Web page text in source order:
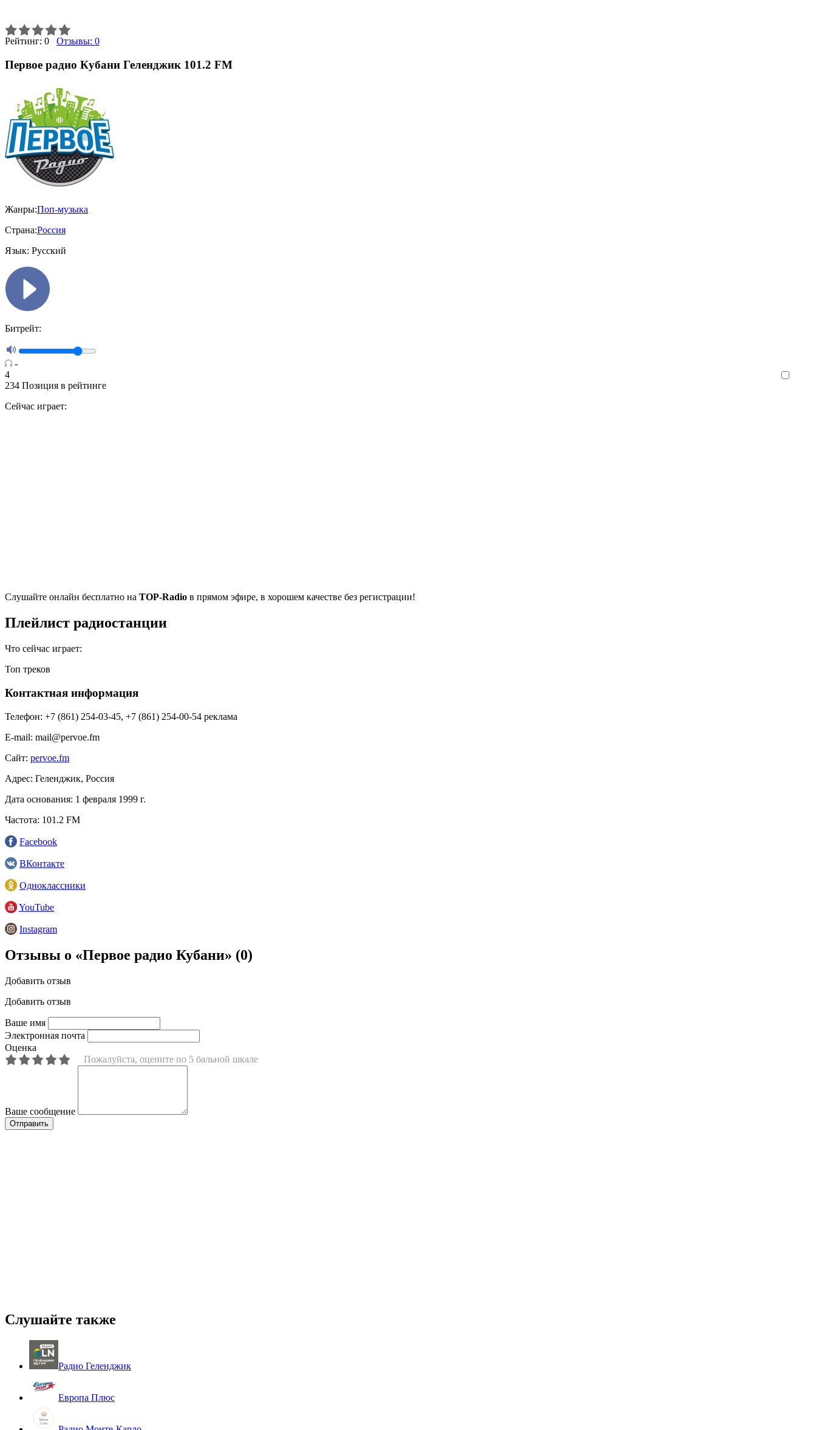
Рейтинг: 0 Отзывы: 0
Первое радио Кубани Геленджик 101.2 FM
Жанры:Поп-музыка
Страна:Россия
Язык: Русский
Битрейт:
-
4
234 Позиция в рейтинге
Сейчас играет:
Cлушайте онлайн бесплатно на TOP-Radio в прямом эфире, в хорошем качестве без регистрации!
Плейлист радиостанции
Что сейчас играет:
Топ треков
Контактная информация
Телефон: +7 (861) 254-03-45, +7 (861) 254-00-54 реклама
E-mail: mail@pervoe.fm
Сайт: pervoe.fm
Адрес: Геленджик, Россия
Дата основания: 1 февраля 1999 г.
Частота: 101.2 FM
Facebook
ВКонтакте
Одноклассники
YouTube
Instagram
Отзывы о «Первое радио Кубани» (0)
Добавить отзыв
Добавить отзыв
Ваше имя
Электронная почта
Оценка
Пожалуйста, оцените по 5 бальной шкале
Ваше сообщение
Слушайте также
Радио Геленджик
Европа Плюс